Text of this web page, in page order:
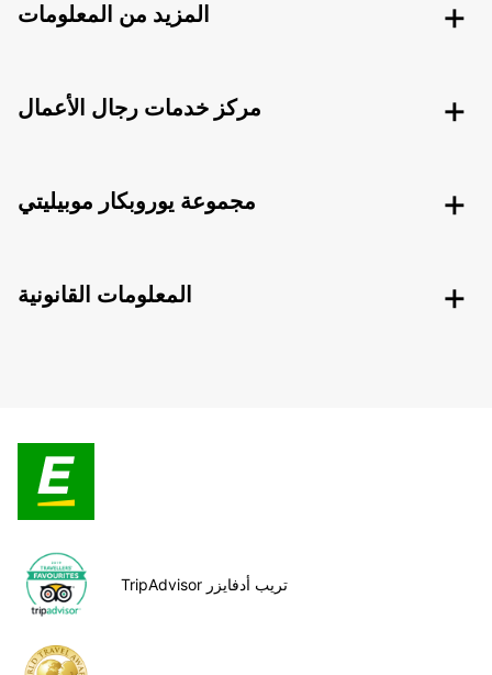
المزيد من المعلومات
مركز خدمات رجال الأعمال
مجموعة يوروبكار موبيليتي
المعلومات القانونية
TripAdvisor تريب أدفايزر